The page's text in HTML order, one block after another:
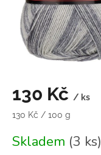
130 Kč / ks
Měrná
130 Kč / 100 g
Skladem (3 ks)